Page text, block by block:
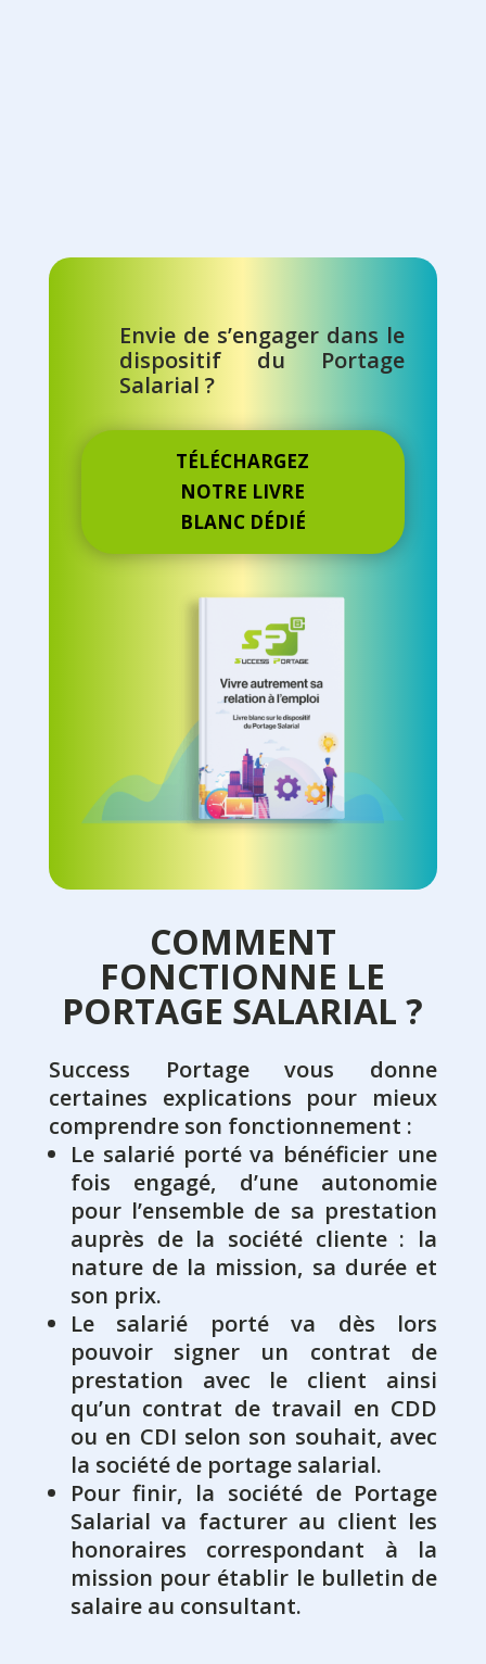
Envie de s’engager dans le
dispositif du Portage
Salarial ?
TÉLÉCHARGEZ
NOTRE LIVRE
BLANC DÉDIÉ
COMMENT
FONCTIONNE LE
PORTAGE SALARIAL ?
Success Portage vous donne
certaines explications pour mieux
comprendre son fonctionnement :
Le salarié porté va bénéficier une
fois engagé, d’une autonomie
pour l’ensemble de sa prestation
auprès de la société cliente : la
nature de la mission, sa durée et
son prix.
Le salarié porté va dès lors
pouvoir signer un contrat de
prestation avec le client ainsi
qu’un contrat de travail en CDD
ou en CDI selon son souhait, avec
la société de portage salarial.
Pour finir, la société de Portage
Salarial va facturer au client les
honoraires correspondant à la
mission pour établir le bulletin de
salaire au consultant.